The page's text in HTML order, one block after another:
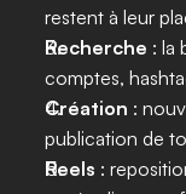
restent à leur
Recherche : la
comptes,
Création :
publication de
Reels :